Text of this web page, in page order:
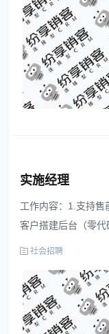
实施经理
工作内容：1.支持
客户搭建后台（零代
到对接其他系统（
团队配合。需要把
分项：1.自
社会招聘